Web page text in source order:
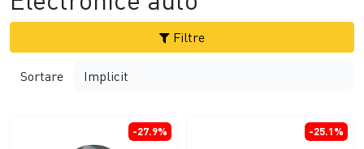
Filtre
Sortare
-27.9% -25.1%